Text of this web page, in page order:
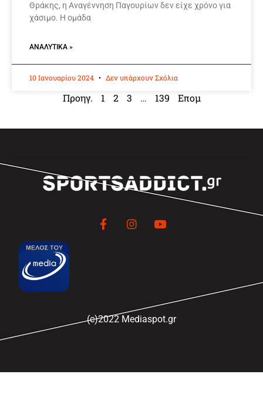
Θράκης, η Αναγέννηση Παγουρίων δεν είχε χρόνο για
χάσιμο. Η ομάδα
ΑΝΑΛΥΤΙΚΆ »
10 Ιανουαρίου 2024 Δεν υπάρχουν Σχόλια
Προηγ. 1 2 3 … 139 Επομ
(c)2022 Mediaspot.gr